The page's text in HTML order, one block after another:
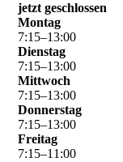
jetzt geschlossen
Montag
7:15–13:00
Dienstag
7:15–13:00
Mittwoch
7:15–13:00
Donnerstag
7:15–13:00
Freitag
7:15–11 :00